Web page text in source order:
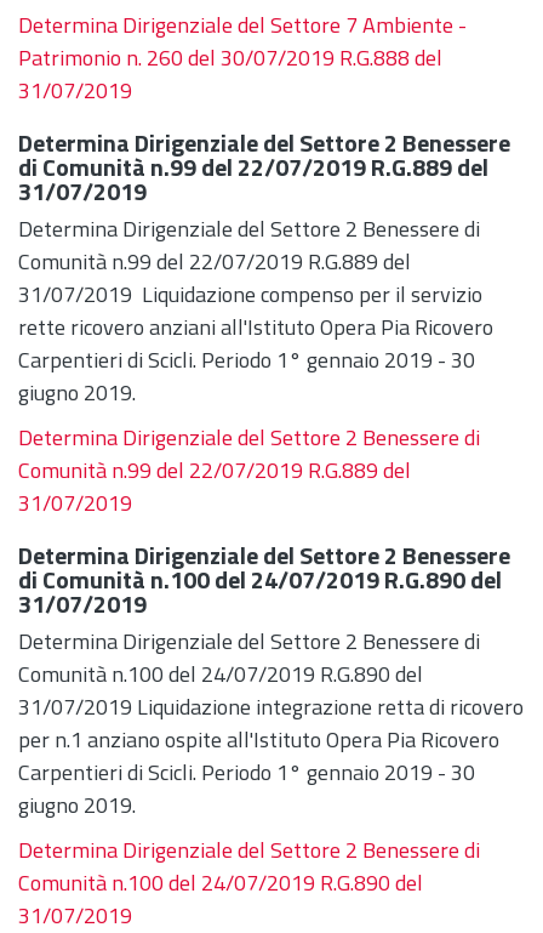
Determina Dirigenziale del Settore 7 Ambiente -
Patrimonio n. 260 del 30/07/2019 R.G.888 del
31/07/2019
Determina Dirigenziale del Settore 2 Benessere
di Comunità n.99 del 22/07/2019 R.G.889 del
31/07/2019
Determina Dirigenziale del Settore 2 Benessere di
Comunità n.99 del 22/07/2019 R.G.889 del
31/07/2019 Liquidazione compenso per il servizio
rette ricovero anziani all'Istituto Opera Pia Ricovero
Carpentieri di Scicli. Periodo 1° gennaio 2019 - 30
giugno 2019.
Determina Dirigenziale del Settore 2 Benessere di
Comunità n.99 del 22/07/2019 R.G.889 del
31/07/2019
Determina Dirigenziale del Settore 2 Benessere
di Comunità n.100 del 24/07/2019 R.G.890 del
31/07/2019
Determina Dirigenziale del Settore 2 Benessere di
Comunità n.100 del 24/07/2019 R.G.890 del
31/07/2019 Liquidazione integrazione retta di ricovero
per n.1 anziano ospite all'Istituto Opera Pia Ricovero
Carpentieri di Scicli. Periodo 1° gennaio 2019 - 30
giugno 2019.
Determina Dirigenziale del Settore 2 Benessere di
Comunità n.100 del 24/07/2019 R.G.890 del
31/07/2019